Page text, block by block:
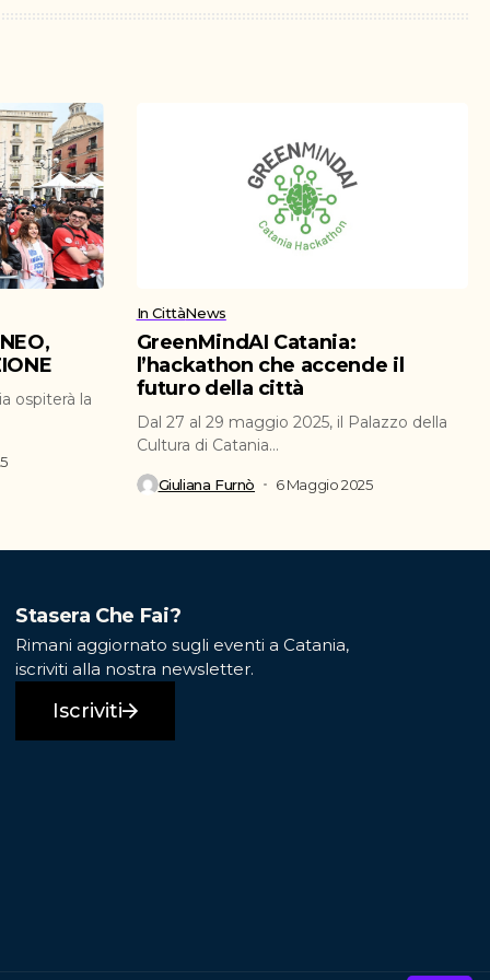
ospiterà la
In CittàNews
GreenMindAI Catania:
l’hackathon che accende il
futuro della città
Dal 27 al 29 maggio 2025, il Palazzo della
Cultura di Catania...
Giuliana Furnò 6 Maggio 2025
Stasera Che Fai?
Rimani aggiornato sugli eventi a Catania,
iscriviti alla nostra newsletter.
Iscriviti